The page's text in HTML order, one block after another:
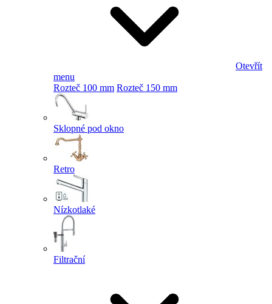
Otevřít
menu
Rozteč 100 mm Rozteč 150 mm
Sklopné pod okno
Retro
Nízkotlaké
Filtrační